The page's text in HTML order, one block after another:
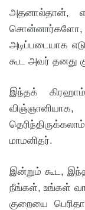
அதனால்தான்,
அடிப்படையாக
கூட அவர் தனது
இந்தக்
மாமனிதர்.
இன்றும் கூட,
நீங்கள், உங்கள்
குறையை